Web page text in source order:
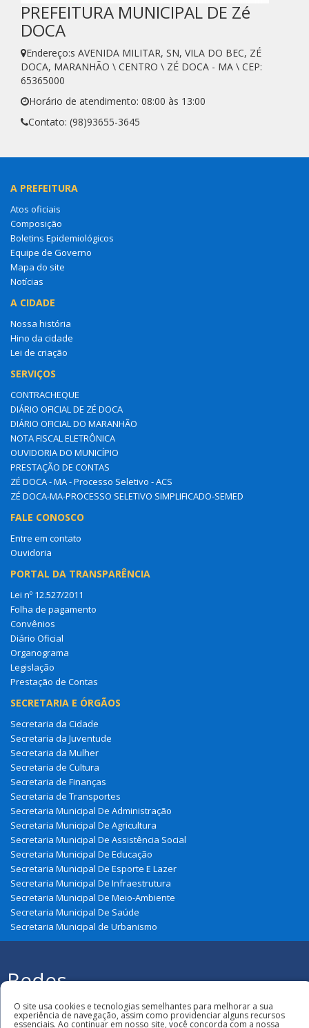
PREFEITURA MUNICIPAL DE Zé
DOCA
Endereço:s AVENIDA MILITAR, SN, VILA DO BEC, ZÉ
DOCA, MARANHÃO \ CENTRO \ ZÉ DOCA - MA \ CEP:
65365000
Horário de atendimento: 08:00 às 13:00
Contato: (98)93655-3645
A PREFEITURA
Atos oficiais
Composição
Boletins Epidemiológicos
Equipe de Governo
Mapa do site
Notícias
A CIDADE
Nossa história
Hino da cidade
Lei de criação
SERVIÇOS
CONTRACHEQUE
DIÁRIO OFICIAL DE ZÉ DOCA
DIÁRIO OFICIAL DO MARANHÃO
NOTA FISCAL ELETRÔNICA
OUVIDORIA DO MUNICÍPIO
PRESTAÇÃO DE CONTAS
ZÉ DOCA - MA - Processo Seletivo - ACS
ZÉ DOCA-MA-PROCESSO SELETIVO SIMPLIFICADO-SEMED
FALE CONOSCO
Entre em contato
Ouvidoria
PORTAL DA TRANSPARÊNCIA
Lei nº 12.527/2011
Folha de pagamento
Convênios
Diário Oficial
Organograma
Legislação
Prestação de Contas
SECRETARIA E ÓRGÃOS
Secretaria da Cidade
Secretaria da Juventude
Secretaria da Mulher
Secretaria de Cultura
Secretaria de Finanças
Secretaria de Transportes
Secretaria Municipal De Administração
Secretaria Municipal De Agricultura
Secretaria Municipal De Assistência Social
Secretaria Municipal De Educação
Secretaria Municipal De Esporte E Lazer
Secretaria Municipal De Infraestrutura
Secretaria Municipal De Meio-Ambiente
Secretaria Municipal De Saúde
Secretaria Municipal de Urbanismo
Redes
Sociais
Municipal de Zé Doca
O site usa cookies e tecnologias semelhantes para melhorar a sua
experiência de navegação, assim como providenciar alguns recursos
essenciais. Ao continuar em nosso site, você concorda com a nossa